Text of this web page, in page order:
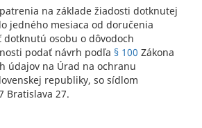
na základe žiadosti dotknutej
jedného mesiaca od doručenia
osobu o dôvodoch
podať návrh podľa § 100 Zákona
údajov na Úrad na ochranu
republiky, so sídlom
Bratislava 27.